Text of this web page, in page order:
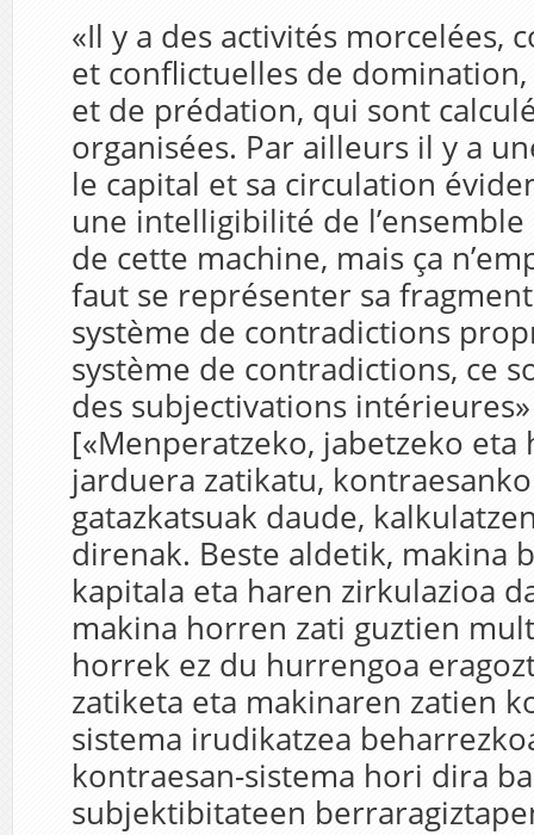
«Il y a des activités morcelées,
et conflictuelles de
et de prédation, qui sont
organisées. Par ailleurs il y a
le capital et sa circulation
une intelligibilité de
de cette machine, mais ça
faut se représenter sa
système de contradictions
système de contradictions, ce
des subjectivations intérieures»
[«Menperatzeko, jabetzeko eta
jarduera zatikatu,
gatazkatsuak daude,
direnak. Beste aldetik, makina
kapitala eta haren zirkulazioa
makina horren zati guztien
horrek ez du hurrengoa
zatiketa eta makinaren zatien
sistema irudikatzea
kontraesan-sistema hori dira
subjektibitateen